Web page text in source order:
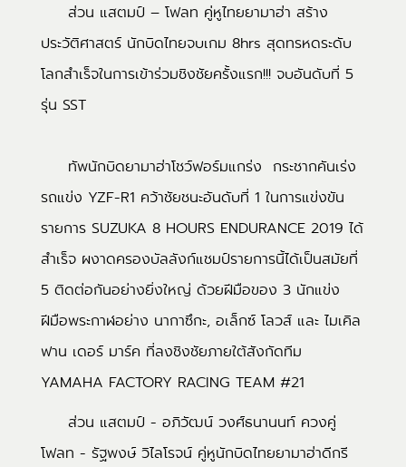
ส่วน แสตมป์ – โฟลท คู่หูไทยยามาฮ่า สร้าง
ประวัติศาสตร์ นักบิดไทยจบเกม 8hrs สุดทรหดระดับ
โลกสำเร็จในการเข้าร่วมชิงชัยครั้งแรก!!! จบอันดับที่ 5
รุ่น SST
ทัพนักบิดยามาฮ่าโชว์ฟอร์มแกร่ง กระชากคันเร่ง
รถแข่ง YZF-R1 คว้าชัยชนะอันดับที่ 1 ในการแข่งขัน
รายการ SUZUKA 8 HOURS ENDURANCE 2019 ได้
สำเร็จ ผงาดครองบัลลังก์แชมป์รายการนี้ได้เป็นสมัยที่
5 ติดต่อกันอย่างยิ่งใหญ่ ด้วยฝีมือของ 3 นักแข่ง
ฝีมือพระกาฬอย่าง นากาซึกะ, อเล็กซ์ โลวส์ และ ไมเคิล
ฟาน เดอร์ มาร์ค ที่ลงชิงชัยภายใต้สังกัดทีม
YAMAHA FACTORY RACING TEAM #21
ส่วน แสตมป์ - อภิวัฒน์ วงศ์ธนานนท์ ควงคู่
โฟลท - รัฐพงษ์ วิไลโรจน์ คู่หูนักบิดไทยยามาฮ่าดีกรี